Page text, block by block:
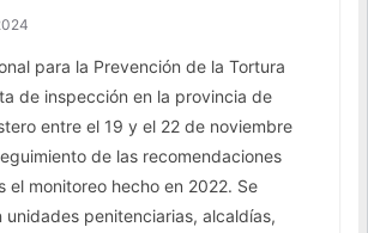
para la Prevención de la Tortura
de inspección en la provincia de
entre el 19 y el 22 de noviembre
de las recomendaciones
el monitoreo hecho en 2022. Se
unidades penitenciarias, alcaldías,